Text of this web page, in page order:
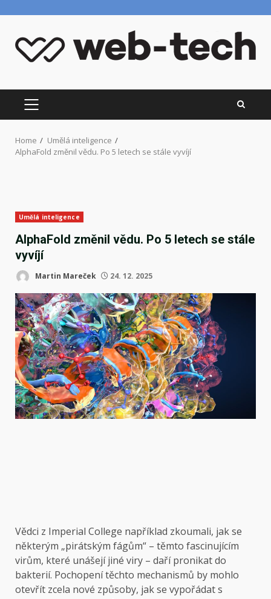
content
PRIMARY
MENU
Home
Umělá inteligence
AlphaFold změnil vědu. Po 5 letech se stále vyvíjí
Umělá inteligence
AlphaFold změnil vědu. Po 5 letech se stále
vyvíjí
Martin Mareček 24. 12. 2025
Vědci z Imperial College například zkoumali, jak se
některým „pirátským fágům“ – těmto fascinujícím
virům, které unášejí jiné viry – daří pronikat do
bakterií. Pochopení těchto mechanismů by mohlo
otevřít zcela nové způsoby, jak se vypořádat s